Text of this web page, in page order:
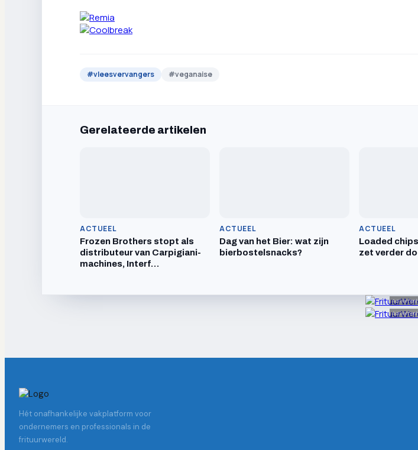
#vleesvervangers #veganaise
Gerelateerde artikelen
ACTUEEL
Frozen Brothers stopt als
distributeur van Carpigiani-
machines, Interf…
ACTUEEL
Dag van het Bier: wat zijn
bierbostelsnacks?
ACTUEEL
Loaded
zet verder
Hét onafhankelijke vakplatform voor
ondernemers en professionals in de
frituurwereld.